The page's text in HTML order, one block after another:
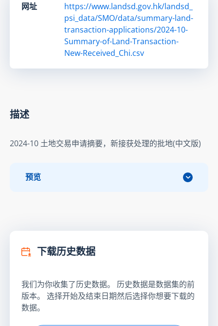
网址
https://www.landsd.gov.hk/landsd_
psi_data/SMO/data/summary-land-
transaction-applications/2024-10-
Summary-of-Land-Transaction-
New-Received_Chi.csv
描述
2024-10 土地交易申请摘要，新接获处理的批地(中文版)
预览
下载历史数据
我们为你收集了历史数据。 历史数据是数据集的前
版本。 选择开始及结束日期然后选择你想要下载的
数据。